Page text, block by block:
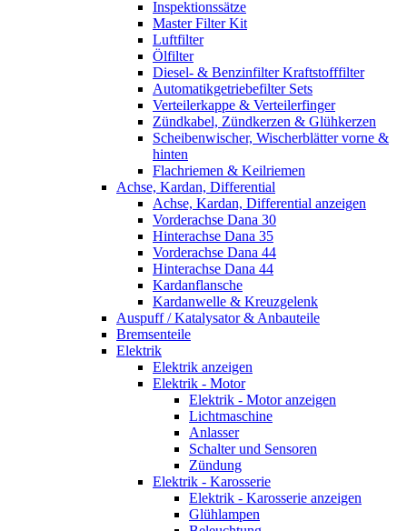
Inspektionssätze
Master Filter Kit
Luftfilter
Ölfilter
Diesel- & Benzinfilter Kraftstofffilter
Automatikgetriebefilter Sets
Verteilerkappe & Verteilerfinger
Zündkabel, Zündkerzen & Glühkerzen
Scheibenwischer, Wischerblätter vorne &
hinten
Flachriemen & Keilriemen
Achse, Kardan, Differential
Achse, Kardan, Differential anzeigen
Vorderachse Dana 30
Hinterachse Dana 35
Vorderachse Dana 44
Hinterachse Dana 44
Kardanflansche
Kardanwelle & Kreuzgelenk
Auspuff / Katalysator & Anbauteile
Bremsenteile
Elektrik
Elektrik anzeigen
Elektrik - Motor
Elektrik - Motor anzeigen
Lichtmaschine
Anlasser
Schalter und Sensoren
Zündung
Elektrik - Karosserie
Elektrik - Karosserie anzeigen
Glühlampen